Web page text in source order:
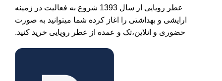
عطر رویایی از سال 1393 شروع به فعالیت در زمینه
ارایشی و بهداشتی را اغاز کرده شما میتوانید به صورت
حضوری و انلاین،تک و عمده از عطر رویایی خرید کنید.